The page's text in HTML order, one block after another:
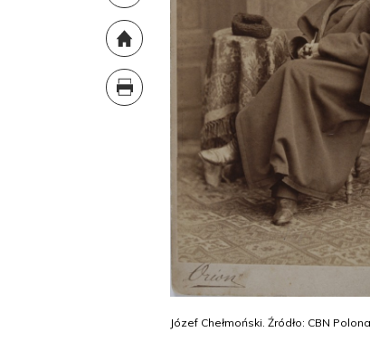
Józef Chełmoński. Źródło: CBN Polona